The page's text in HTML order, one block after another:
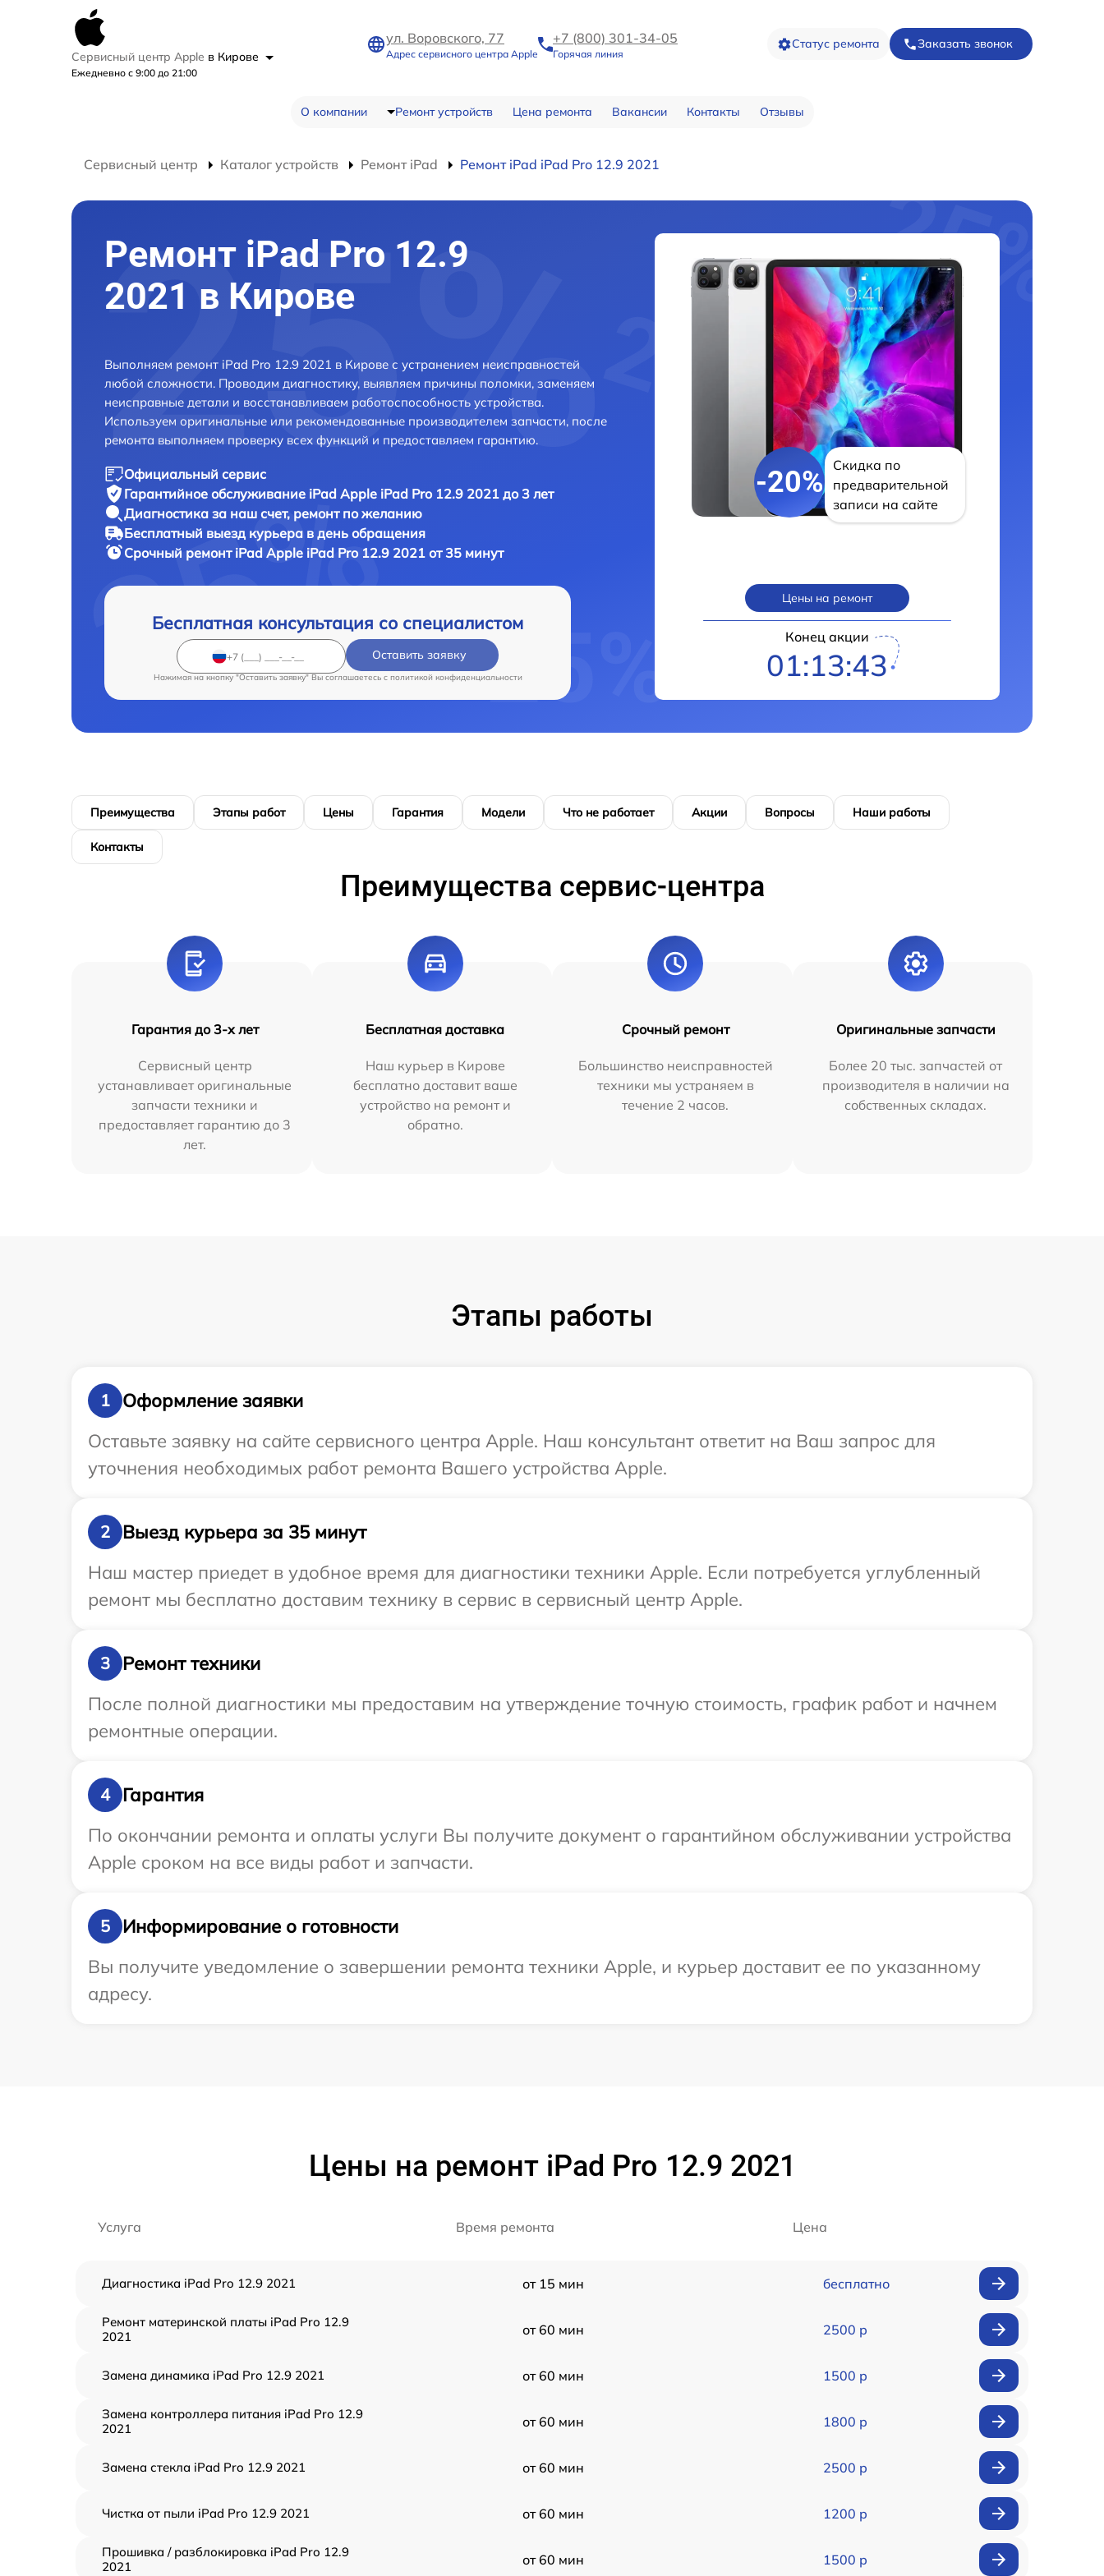
Сервисный центр Apple в Кирове
Ежедневно с 9:00 до 21:00
ул. Воровского, 77
Адрес сервисного центра Apple
+7 (800) 301-34-05
Горячая линия
Статус ремонта Заказать звонок
О компании Ремонт устройств Цена ремонта Вакансии Контакты Отзывы
Сервисный центр Каталог устройств Ремонт iPad Ремонт iPad iPad Pro 12.9 2021
Ремонт iPad Pro 12.9
2021 в Кирове
Выполняем ремонт iPad Pro 12.9 2021 в Кирове с устранением неисправностей
любой сложности. Проводим диагностику, выявляем причины поломки, заменяем
неисправные детали и восстанавливаем работоспособность устройства.
Используем оригинальные или рекомендованные производителем запчасти, после
ремонта выполняем проверку всех функций и предоставляем гарантию.
Официальный сервис
Гарантийное обслуживание iPad Apple iPad Pro 12.9 2021 до 3 лет
Диагностика за наш счет, ремонт по желанию
Бесплатный выезд курьера в день обращения
Срочный ремонт iPad Apple iPad Pro 12.9 2021 от 35 минут
Бесплатная консультация со специалистом
Оставить заявку
Нажимая на кнопку "Оставить заявку" Вы соглашаетесь c политикой конфиденциальности
-20%
Скидка по
предварительной
записи на сайте
Цены на ремонт
Конец акции
01:13:42
Преимущества Этапы работ Цены Гарантия Модели Что не работает Акции Вопросы Наши работы
Контакты
Преимущества сервис-центра
Гарантия до 3-х лет
Сервисный центр
устанавливает оригинальные
запчасти техники и
предоставляет гарантию до 3
лет.
Бесплатная доставка
Наш курьер в Кирове
бесплатно доставит ваше
устройство на ремонт и
обратно.
Срочный ремонт
Большинство неисправностей
техники мы устраняем в
течение 2 часов.
Оригинальные запчасти
Более 20 тыс. запчастей от
производителя в наличии на
собственных складах.
Этапы работы
1
Оформление заявки
Оставьте заявку на сайте сервисного центра Apple. Наш консультант ответит на Ваш запрос для
уточнения необходимых работ ремонта Вашего устройства Apple.
2
Выезд курьера за 35 минут
Наш мастер приедет в удобное время для диагностики техники Apple. Если потребуется углубленный
ремонт мы бесплатно доставим технику в сервис в сервисный центр Apple.
3
Ремонт техники
После полной диагностики мы предоставим на утверждение точную стоимость, график работ и начнем
ремонтные операции.
4
Гарантия
По окончании ремонта и оплаты услуги Вы получите документ о гарантийном обслуживании устройства
Apple сроком на все виды работ и запчасти.
5
Информирование о готовности
Вы получите уведомление о завершении ремонта техники Apple, и курьер доставит ее по указанному
адресу.
Цены на ремонт iPad Pro 12.9 2021
Услуга Время ремонта Цена
Диагностика iPad Pro 12.9 2021 от 15 мин бесплатно
Ремонт материнской платы iPad Pro 12.9
2021
от 60 мин 2500 р
Замена динамика iPad Pro 12.9 2021 от 60 мин 1500 р
Замена контроллера питания iPad Pro 12.9
2021
от 60 мин 1800 р
Замена стекла iPad Pro 12.9 2021 от 60 мин 2500 р
Чистка от пыли iPad Pro 12.9 2021 от 60 мин 1200 р
Прошивка / разблокировка iPad Pro 12.9
2021
от 60 мин 1500 р